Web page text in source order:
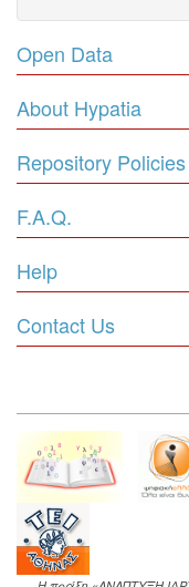
Open Data
About Hypatia
Repository Policies
F.A.Q.
Help
Contact Us